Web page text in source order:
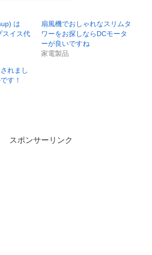
は
スイス代
扇風機でおしゃれなスリムタ
ワーをお探しならDCモータ
ーが良いですね
家電製品
れまし
す！
スポンサーリンク